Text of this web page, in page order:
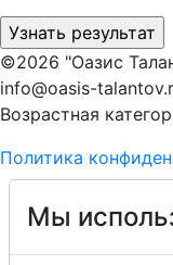
©2026 "Оазис
info@oasis-
Возрастная
Политика
Мы